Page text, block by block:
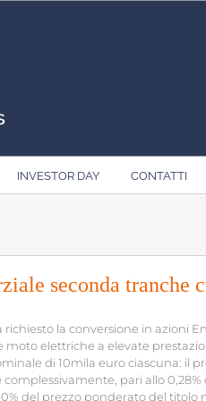
INVESTOR DAY CONTATTI
seconda tranche
la conversione in azioni
elettriche a elevate
di 10mila euro ciascuna: il
pari allo
del prezzo ponderato del titolo